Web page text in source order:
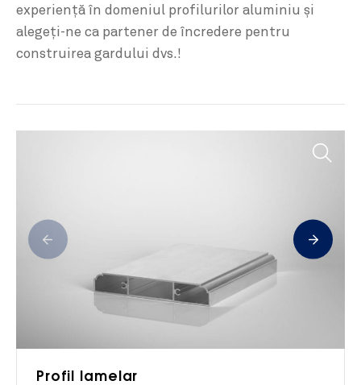
experienţă în domeniul profilurilor aluminiu şi
alegeţi-ne ca partener de încredere pentru
construirea gardului dvs.!
Profil lamelar